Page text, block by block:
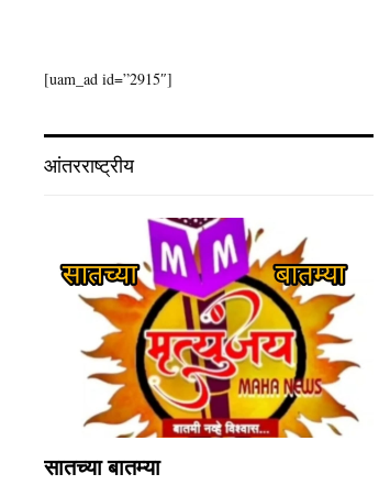
[uam_ad id=”2915″]
आंतरराष्ट्रीय
सातच्या बातम्या